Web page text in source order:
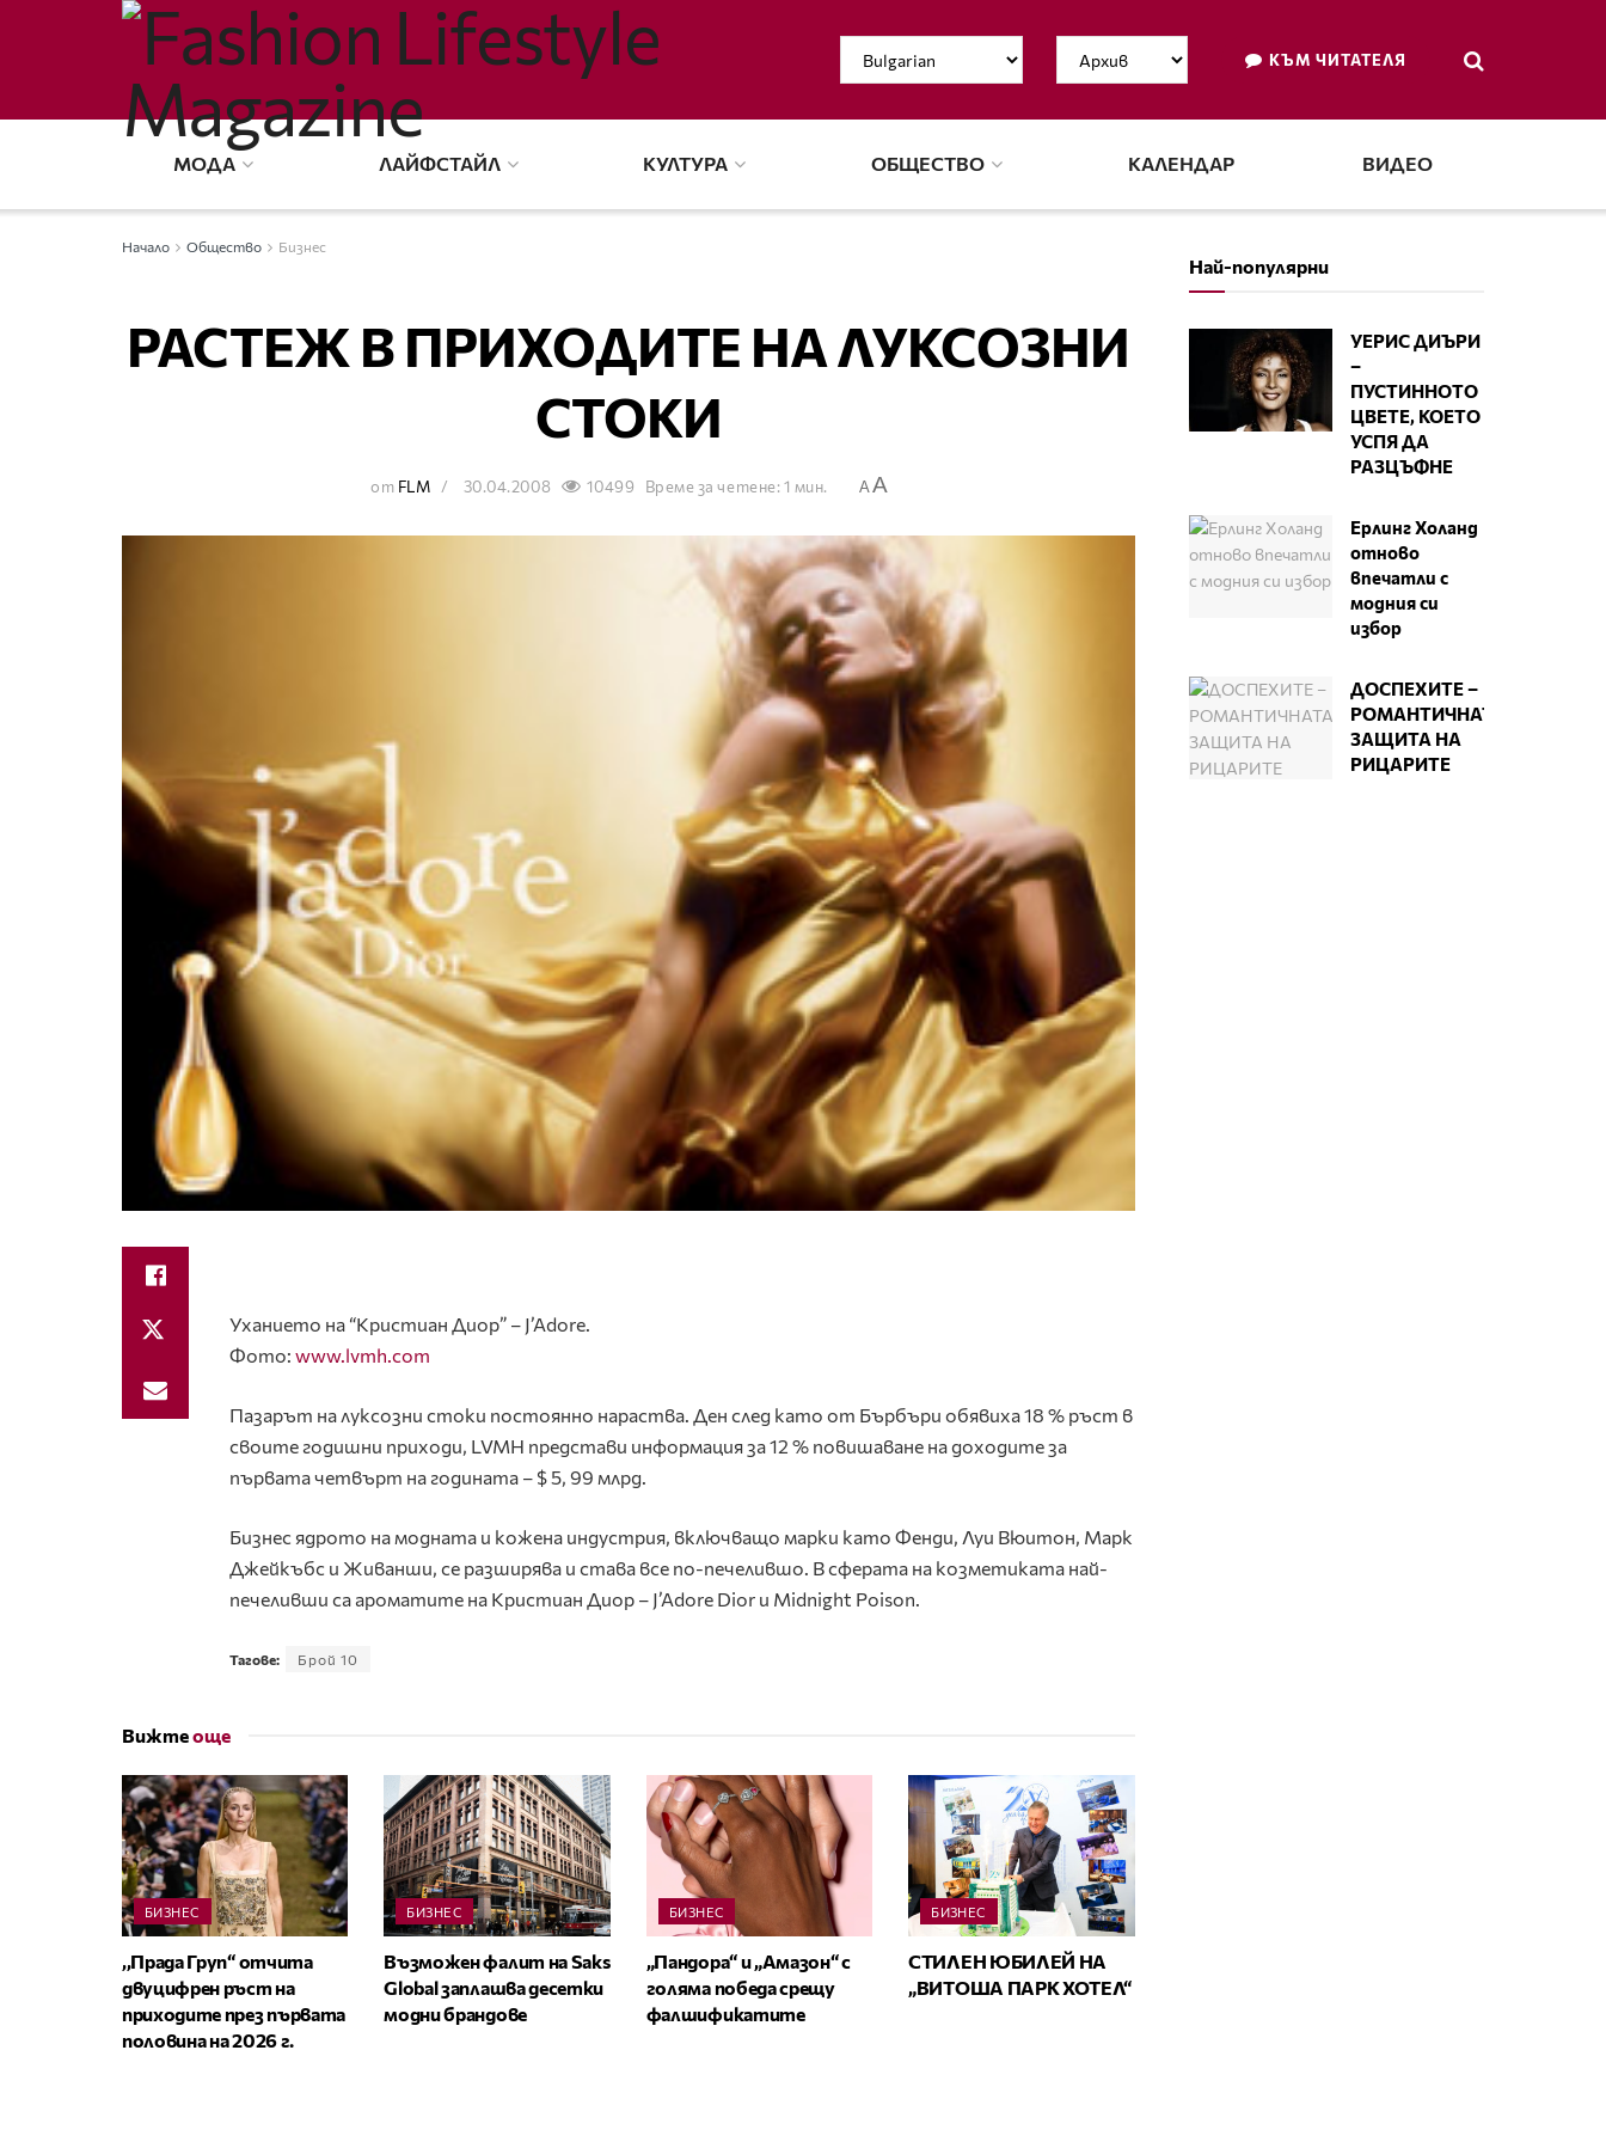
КЪМ ЧИТАТЕЛЯ
МОДА ЛАЙФСТАЙЛ КУЛТУРА ОБЩЕСТВО КАЛЕНДАР ВИДЕО
Начало Общество Бизнес
РАСТЕЖ В ПРИХОДИТЕ НА ЛУКСОЗНИ
СТОКИ
от FLM 30.04.2008 10499 Време за четене: 1 мин. AA
Уханието на “Кристиан Диор” – J’Adore.
Фото: www.lvmh.com
Пазарът на луксозни стоки постоянно нараства. Ден след като от Бърбъри обявиха 18 % ръст в
своите годишни приходи, LVMH представи информация за 12 % повишаване на доходите за
първата четвърт на годината – $ 5, 99 млрд.
Бизнес ядрото на модната и кожена индустрия, включващо марки като Фенди, Луи Вюитон, Марк
Джейкъбс и Живанши, се разширява и става все по-печелившо. В сферата на козметиката най-
печеливши са ароматите на Кристиан Диор – J’Adore Dior и Midnight Poison.
Тагове: Брой 10
Вижтеоще
БИЗНЕС
,,Прада Груп“ отчита
двуцифрен ръст на
приходите през първата
половина на 2026 г.
БИЗНЕС
Възможен фалит на Saks
Global заплашва десетки
модни брандове
БИЗНЕС
„Пандора“ и „Амазон“ с
голяма победа срещу
фалшификатите
БИЗНЕС
СТИЛЕН ЮБИЛЕЙ НА
„ВИТОША ПАРК ХОТЕЛ“
Най-популярни
УЕРИС ДИЪРИ
–
ПУСТИННОТО
ЦВЕТЕ, КОЕТО
УСПЯ ДА
РАЗЦЪФНЕ
Ерлинг Холанд
отново
впечатли с
модния си
избор
ДОСПЕХИТЕ –
РОМАНТИЧНАТА
ЗАЩИТА НА
РИЦАРИТЕ